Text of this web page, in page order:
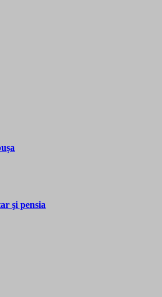
şi pensia